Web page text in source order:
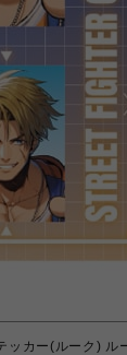
ッカー(ルーク)